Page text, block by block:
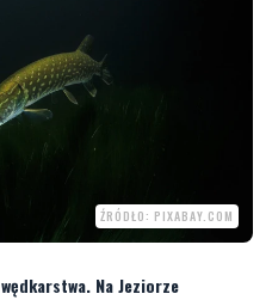
ŹRÓDŁO: PIXABAY.COM
Na Jeziorze